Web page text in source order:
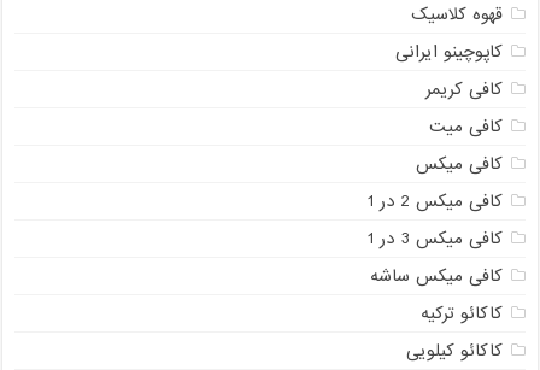
قهوه کلاسیک
کاپوچینو ایرانی
کافی کریمر
کافی میت
کافی میکس
کافی میکس 2 در 1
کافی میکس 3 در 1
کافی میکس ساشه
کاکائو ترکیه
کاکائو کیلویی